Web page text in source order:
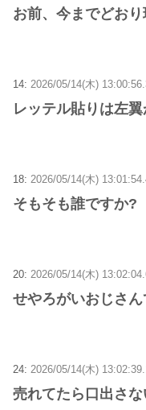
お前、今までどお
14: 2026/05/14(木)
レッテル貼りは左
18: 2026/05/14(木)
そもそも誰ですか?
20: 2026/05/14(木)
せやろがいおじさ
24: 2026/05/14(木)
売れてたら口出さな